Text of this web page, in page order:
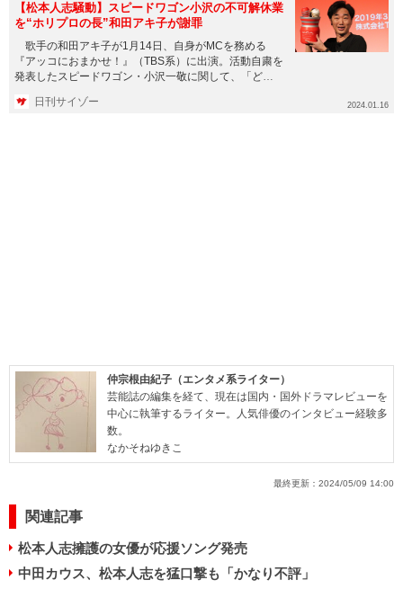
【松本人志騒動】スピードワゴン小沢の不可解休業
を“ホリプロの長”和田アキ子が謝罪
歌手の和田アキ子が1月14日、自身がMCを務める
『アッコにおまかせ！』（TBS系）に出演。活動自粛を
発表したスピードワゴン・小沢一敬に関して、「どう
日刊サイゾー 2024.01.16
仲宗根由紀子（エンタメ系ライター）
芸能誌の編集を経て、現在は国内・国外ドラマレビューを
中心に執筆するライター。人気俳優のインタビュー経験多
数。
なかそねゆきこ
最終更新： 2024/05/09 14:00
関連記事
松本人志擁護の女優が応援ソング発売
中田カウス、松本人志を猛口撃も「かなり不評」